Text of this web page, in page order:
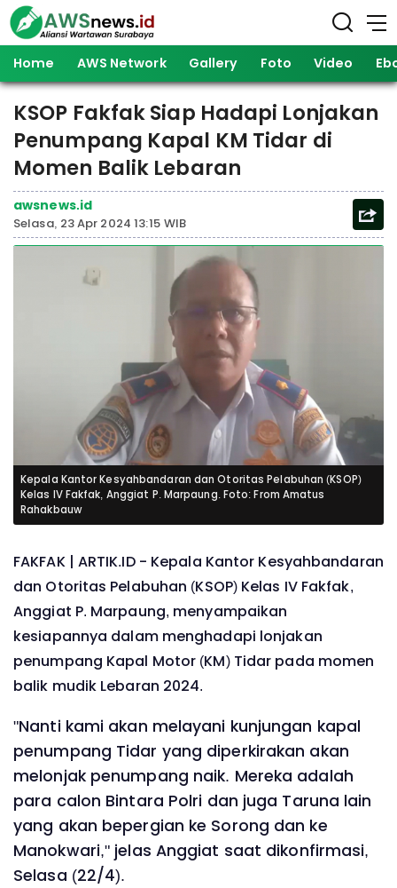
Home AWS Network Gallery Foto Video
KSOP Fakfak Siap Hadapi Lonjakan
Penumpang Kapal KM Tidar di
Momen Balik Lebaran
awsnews.id
Selasa, 23 Apr 2024 13:15 WIB
Kepala Kantor Kesyahbandaran dan Otoritas Pelabuhan (KSOP)
Kelas IV Fakfak, Anggiat P. Marpaung. Foto: From Amatus
Rahakbauw
FAKFAK | ARTIK.ID - Kepala Kantor Kesyahbandaran
dan Otoritas Pelabuhan (KSOP) Kelas IV Fakfak,
Anggiat P. Marpaung, menyampaikan
kesiapannya dalam menghadapi lonjakan
penumpang Kapal Motor (KM) Tidar pada momen
balik mudik Lebaran 2024.
"Nanti kami akan melayani kunjungan kapal
penumpang Tidar yang diperkirakan akan
melonjak penumpang naik. Mereka adalah
para calon Bintara Polri dan juga Taruna lain
yang akan bepergian ke Sorong dan ke
Manokwari," jelas Anggiat saat dikonfirmasi,
Selasa (22/4).